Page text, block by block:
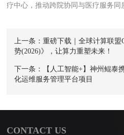
疗中心，推动跨院协同与医疗服务同
上一条：重磅下载｜全球计算联
势(2026)》，让算力重塑未来！
下一条：【人工智能+】神州鲲泰
化运维服务管理平台项目
CONTACT US